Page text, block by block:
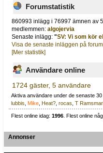
Forumstatistik
860993 inlägg i 76997 ämnen av
medlemmen:algojervia
Senaste inlägg:"SV: Vi som kör
Visa de senaste inläggen på
[Mer statistik]
Användare online
1724 gäster, 5 användare
Aktiva användare under de senaste 30
lubbis, Mike, Heat?,rocas,T
Flest online idag:1996 . Flest online
Annonser